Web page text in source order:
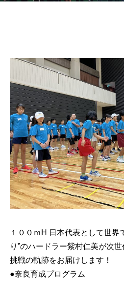
１００ｍH 日本代表として世界
り”のハードラー紫村仁美が次
挑戦の軌跡をお届けします！
●奈良育成プログラム